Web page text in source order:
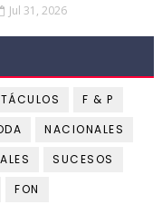
Jul 31, 2026
F & P
NACIONALES
SUCESOS
FON